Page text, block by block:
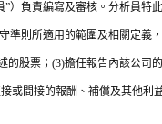
）負責編寫及審核。分析員
則所適用的範圍及相關定義
股票；(3)擔任報告內該公
或間接的報酬、補償及其他利